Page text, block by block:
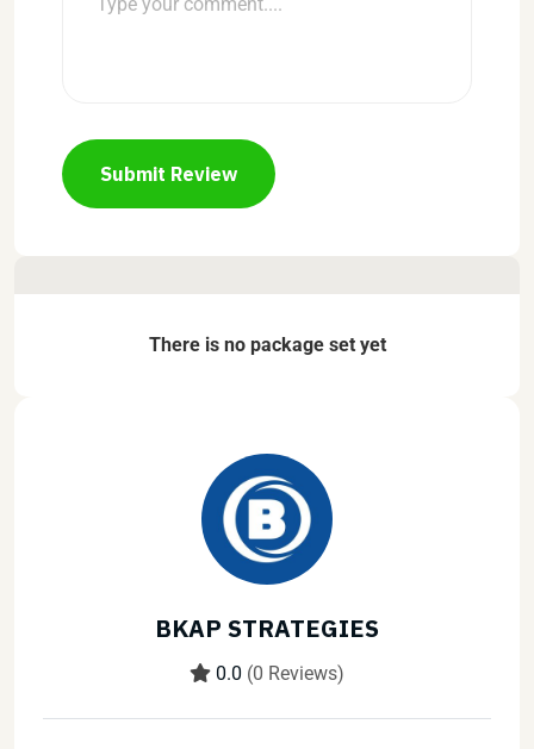
Submit Review
There is no package set yet
BKAP STRATEGIES
0.0 (0 Reviews)